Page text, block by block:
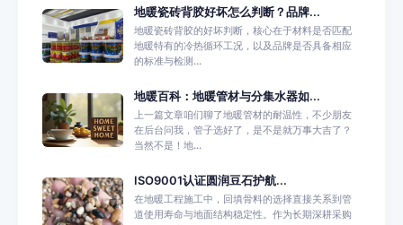
地暖瓷砖背胶好坏怎么判断？品牌...
地暖瓷砖背胶的好坏判断，核心在于材料是否匹配
地暖特有的冷热循环工况，以及品牌是否具备相应
的标准与检测...
地暖百科：地暖管材与分集水器如...
上一篇文章咱们聊了地暖管材的耐温性，不少朋友
在后台问我，管子选好了，是不是就万事大吉了？
当然不是！地...
ISO9001认证圆润豆石护航...
在地暖工程施工中，回填骨料的选择直接关系到管
道使用寿命与地面结构稳定性。作为长期深耕采购